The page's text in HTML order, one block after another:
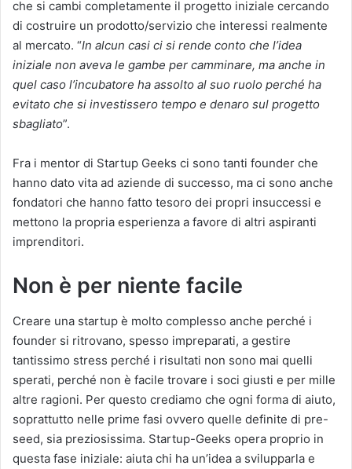
che si cambi completamente il progetto iniziale cercando
di costruire un prodotto/servizio che interessi realmente
al mercato. “In alcun casi ci si rende conto che l’idea
iniziale non aveva le gambe per camminare, ma anche in
quel caso l’incubatore ha assolto al suo ruolo perché ha
evitato che si investissero tempo e denaro sul progetto
sbagliato”.
Fra i mentor di Startup Geeks ci sono tanti founder che
hanno dato vita ad aziende di successo, ma ci sono anche
fondatori che hanno fatto tesoro dei propri insuccessi e
mettono la propria esperienza a favore di altri aspiranti
imprenditori.
Non è per niente facile
Creare una startup è molto complesso anche perché i
founder si ritrovano, spesso impreparati, a gestire
tantissimo stress perché i risultati non sono mai quelli
sperati, perché non è facile trovare i soci giusti e per mille
altre ragioni. Per questo crediamo che ogni forma di aiuto,
soprattutto nelle prime fasi ovvero quelle definite di pre-
seed, sia preziosissima. Startup-Geeks opera proprio in
questa fase iniziale: aiuta chi ha un’idea a svilupparla e